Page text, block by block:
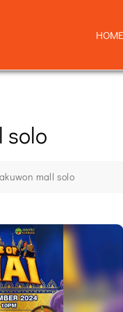
HOME
solo
mall solo